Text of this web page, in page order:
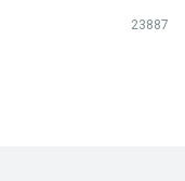
23887